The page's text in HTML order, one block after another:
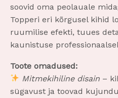
soovid oma peolauale
Topperi eri kõrgusel kihid
ruumilise efekti, tuues
kaunistuse
Toote omadused:
Mitmekihiline disain –
sügavust ja toovad